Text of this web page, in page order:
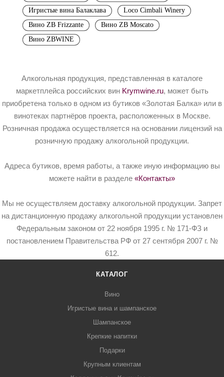
Игристые вина Балаклава
Loco Cimbali Winery
Вино ZB Frizzante
Вино ZB Moscato
Вино ZBWINE
Алкогольная продукция, представленная в каталоге
маркетплейса российских вин Krymwine.ru, может быть
приобретена только в одном из бутиков «Золотая Балка» или в
винотеках партнёров проекта, расположенных в Москве.
Розничная продажа осуществляется на основании лицензий на
розничную продажу алкогольной продукции.
Адреса бутиков, время работы, а также иную информацию вы
можете найти в разделе «Контакты»
Мы не осуществляем доставку алкогольной продукции. Запрет
на дистанционную продажу алкогольной продукции установлен
Федеральным законом от 22 ноября 1995 г. № 171-ФЗ и
постановлением Правительства РФ от 27 сентября 2007 г. №
612.
КАТАЛОГ
Вино
Игристые вина и шампанское
Шампанское
Крепкие напитки
Подарки
Крупным клиентам